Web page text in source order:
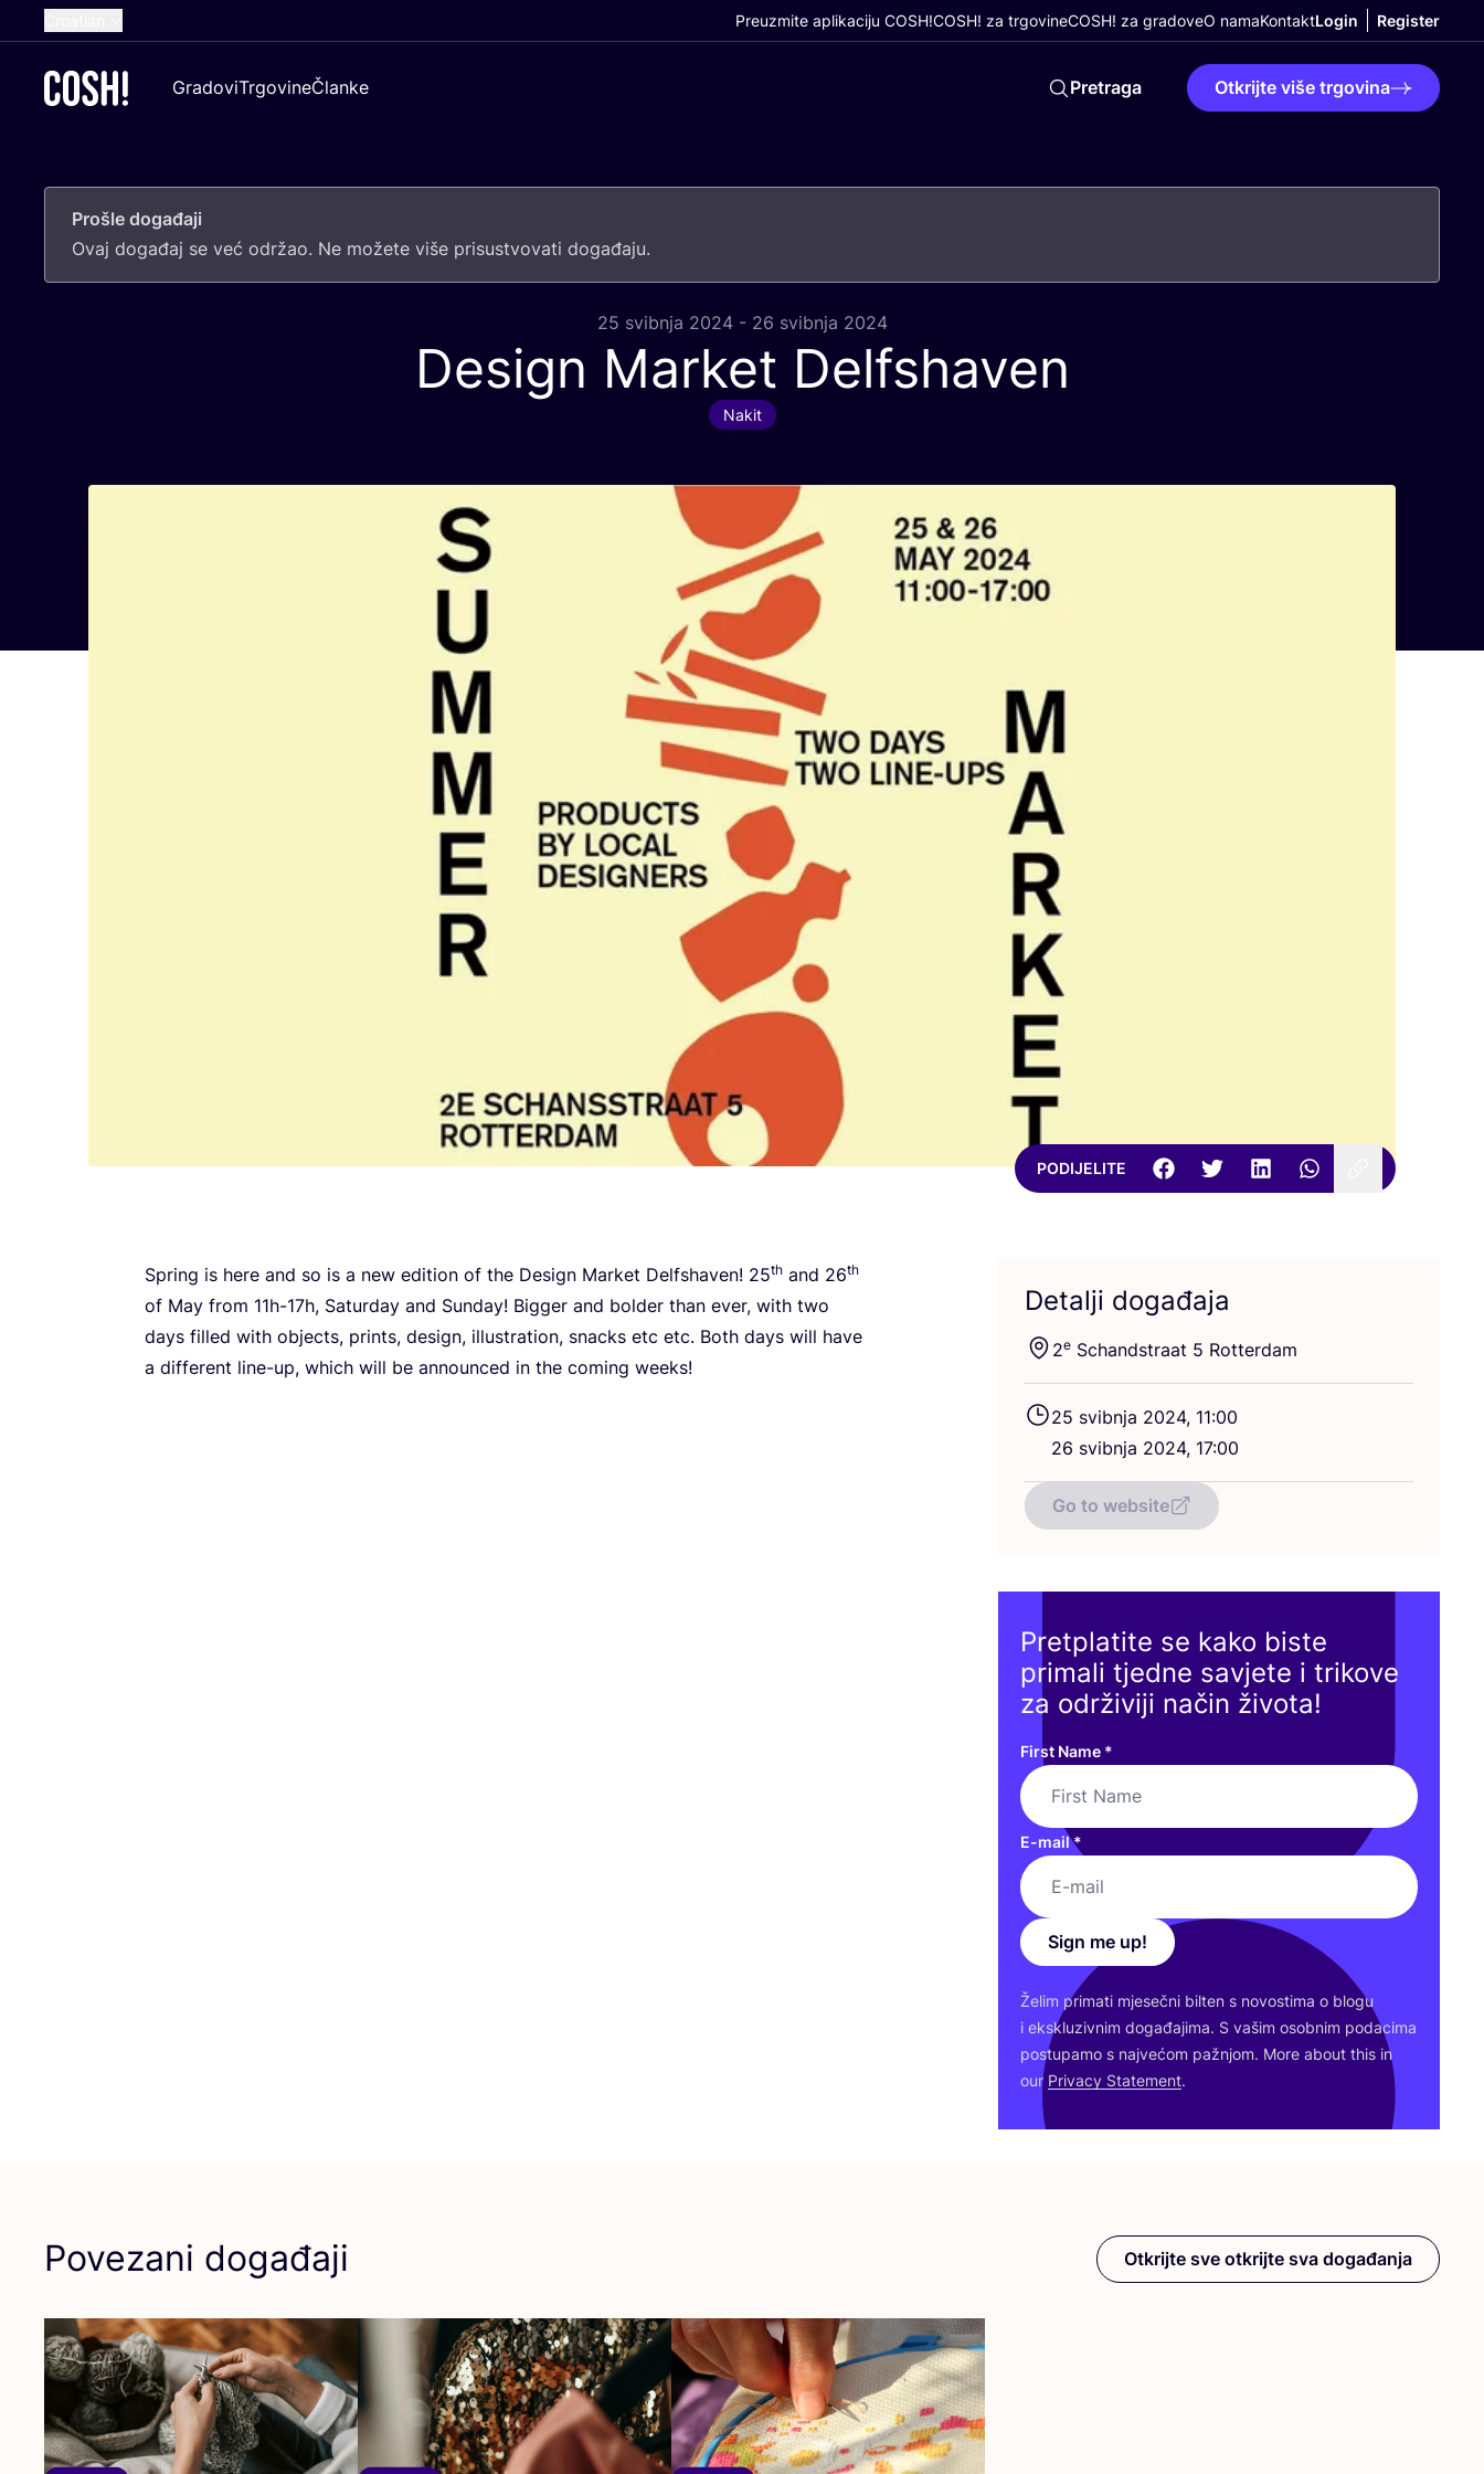
Dutch
Spanish
German
Preuzmite aplikaciju COSH!COSH! za trgovineCOSH! za gradoveO namaKontaktLogin Register
GradoviTrgovineČlanke Pretraga Otkrijte više trgovina
Prošle događaji
Ovaj doga­đaj se već odr­žao. Ne može­te više pri­sus­tvo­va­ti događaju.
25 svibnja 2024 - 26 svibnja 2024
Design Market Delfshaven
Nakit
PODIJELITE
Spring is here and so is a new edi­ti­on of the Design Mar­ket Del­f­sha­ven! 25th and 26th
of May from 11h-17h, Satur­day and Sun­day! Big­ger and bol­der than ever, with two
days fil­led with objec­ts, prints, design, illus­tra­ti­on, snac­ks etc etc. Both days will have
a dif­fe­rent line-up, which will be anno­un­ced in the coming weeks!
Detalji događaja
2e Schan­d­stra­at 5 Rotterdam
25 svib­nja 2024, 11:00
26 svib­nja 2024, 17:00
Go to website
Pretplatite se kako biste
primali tjedne savjete i trikove
za održiviji način života!
First Name *
E-mail*
Sign me up!
Želim pri­ma­ti mje­seč­ni bil­ten s novos­ti­ma o blo­gu
i eks­klu­ziv­nim doga­đa­ji­ma. S vašim osob­nim poda­ci­ma
pos­tu­pa­mo s naj­ve­ćom paž­njom. More abo­ut this in
our Pri­vacy Sta­te­ment.
Povezani događaji Otkrijte sve otkrijte sva događanja